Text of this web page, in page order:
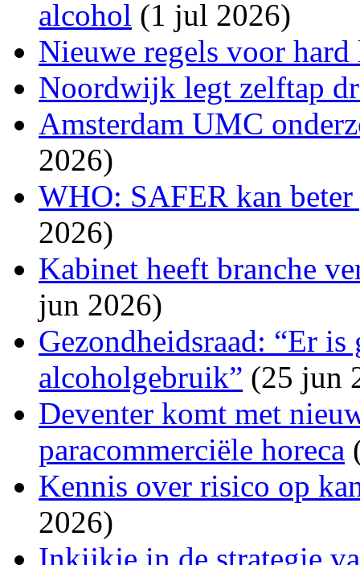
alcohol (1 jul 2026)
Nieuwe regels voor hard
Noordwijk legt zelftap
Amsterdam UMC
2026)
WHO: SAFER kan
2026)
Kabinet heeft branche
jun 2026)
Gezondheidsraad: “Er
alcoholgebruik” (25 jun
Deventer komt met
paracommerciële horeca
Kennis over risico op
2026)
Inkijkje in de strategie